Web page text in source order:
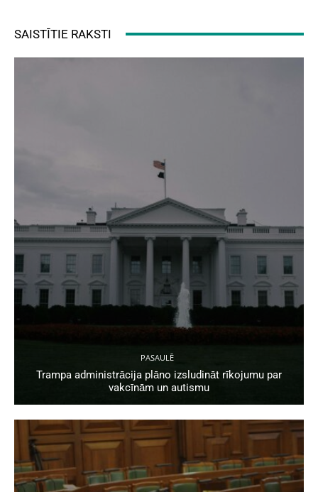
SAISTĪTIE RAKSTI
PASAULĒ
Trampa administrācija plāno izsludināt rīkojumu par
vakcīnām un autismu